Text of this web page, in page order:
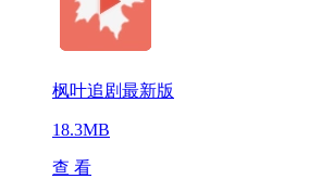
枫叶追剧最新版
18.3MB
查 看